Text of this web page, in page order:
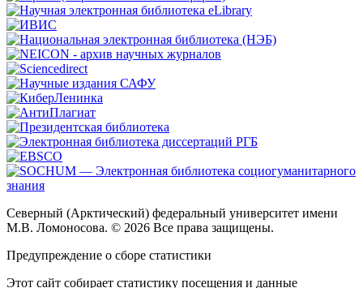
Северный (Арктический) федеральный университет имени
М.В. Ломоносова. © 2026 Все права защищены.
Предупреждение о сборе статистики
Этот сайт собирает статистику посещения и данные